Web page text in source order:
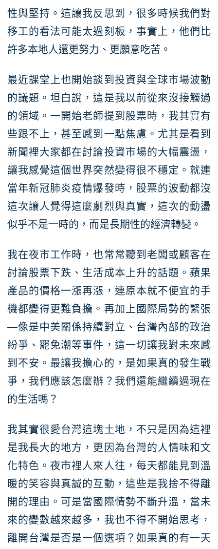
性與堅持。這讓我反思到，很多時候我們對
移工的看法可能太過刻板，事實上，他們比
許多本地人還更努力、更願意吃苦。
最近課堂上也開始談到投資與全球市場波動
的議題。坦白說，這是我以前從來沒接觸過
的領域。一開始老師提到股票時，我其實有
些跟不上，甚至感到一點焦慮。尤其是看到
新聞裡大家都在討論投資市場的大幅震盪，
讓我感覺這個世界突然變得很不穩定。就連
當年新冠肺炎疫情爆發時，股票的波動都沒
這次讓人覺得這麼劇烈與真實，這次的動盪
似乎不是一時的，而是長期性的經濟轉變。
我在夜市工作時，也常常聽到老闆或顧客在
討論股票下跌、生活成本上升的話題。蘋果
產品的價格一漲再漲，連原本就不便宜的手
機都變得更難負擔。再加上國際局勢的緊張
—像是中美關係持續對立、台灣內部的政治
紛爭、罷免潮等事件，這一切讓我對未來感
到不安。最讓我擔心的，是如果真的發生戰
爭，我們應該怎麼辦？我們還能繼續過現在
的生活嗎？
我其實很愛台灣這塊土地，不只是因為這裡
是我長大的地方，更因為台灣的人情味和文
化特色。夜市裡人來人往，每天都能見到溫
暖的笑容與真誠的互動，這些是我捨不得離
開的理由。可是當國際情勢不斷升溫，當未
來的變數越來越多，我也不得不開始思考，
離開台灣是否是一個選項？如果真的有一天